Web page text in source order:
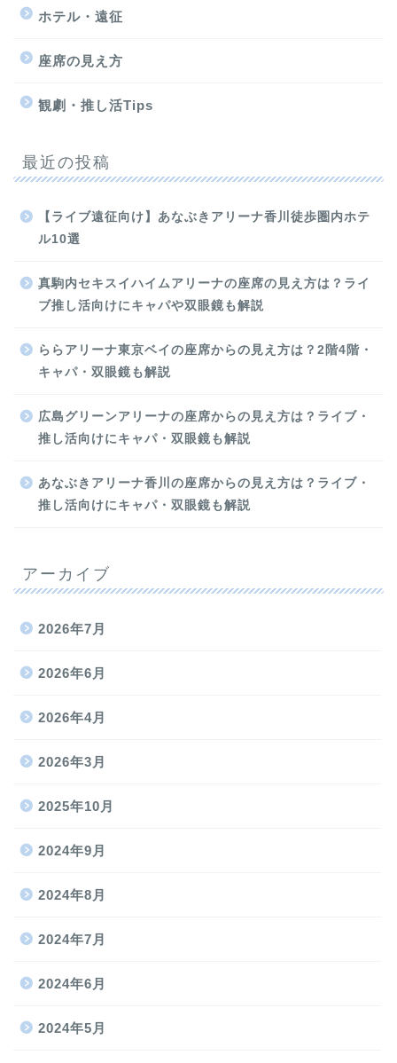
ホテル・遠征
座席の見え方
観劇・推し活Tips
最近の投稿
【ライブ遠征向け】あなぶきアリーナ香川徒歩圏内ホテ
ル10選
真駒内セキスイハイムアリーナの座席の見え方は？ライ
ブ推し活向けにキャパや双眼鏡も解説
ららアリーナ東京ベイの座席からの見え方は？2階4階・
キャパ・双眼鏡も解説
広島グリーンアリーナの座席からの見え方は？ライブ・
推し活向けにキャパ・双眼鏡も解説
あなぶきアリーナ香川の座席からの見え方は？ライブ・
推し活向けにキャパ・双眼鏡も解説
アーカイブ
2026年7月
2026年6月
2026年4月
2026年3月
2025年10月
2024年9月
2024年8月
2024年7月
2024年6月
2024年5月